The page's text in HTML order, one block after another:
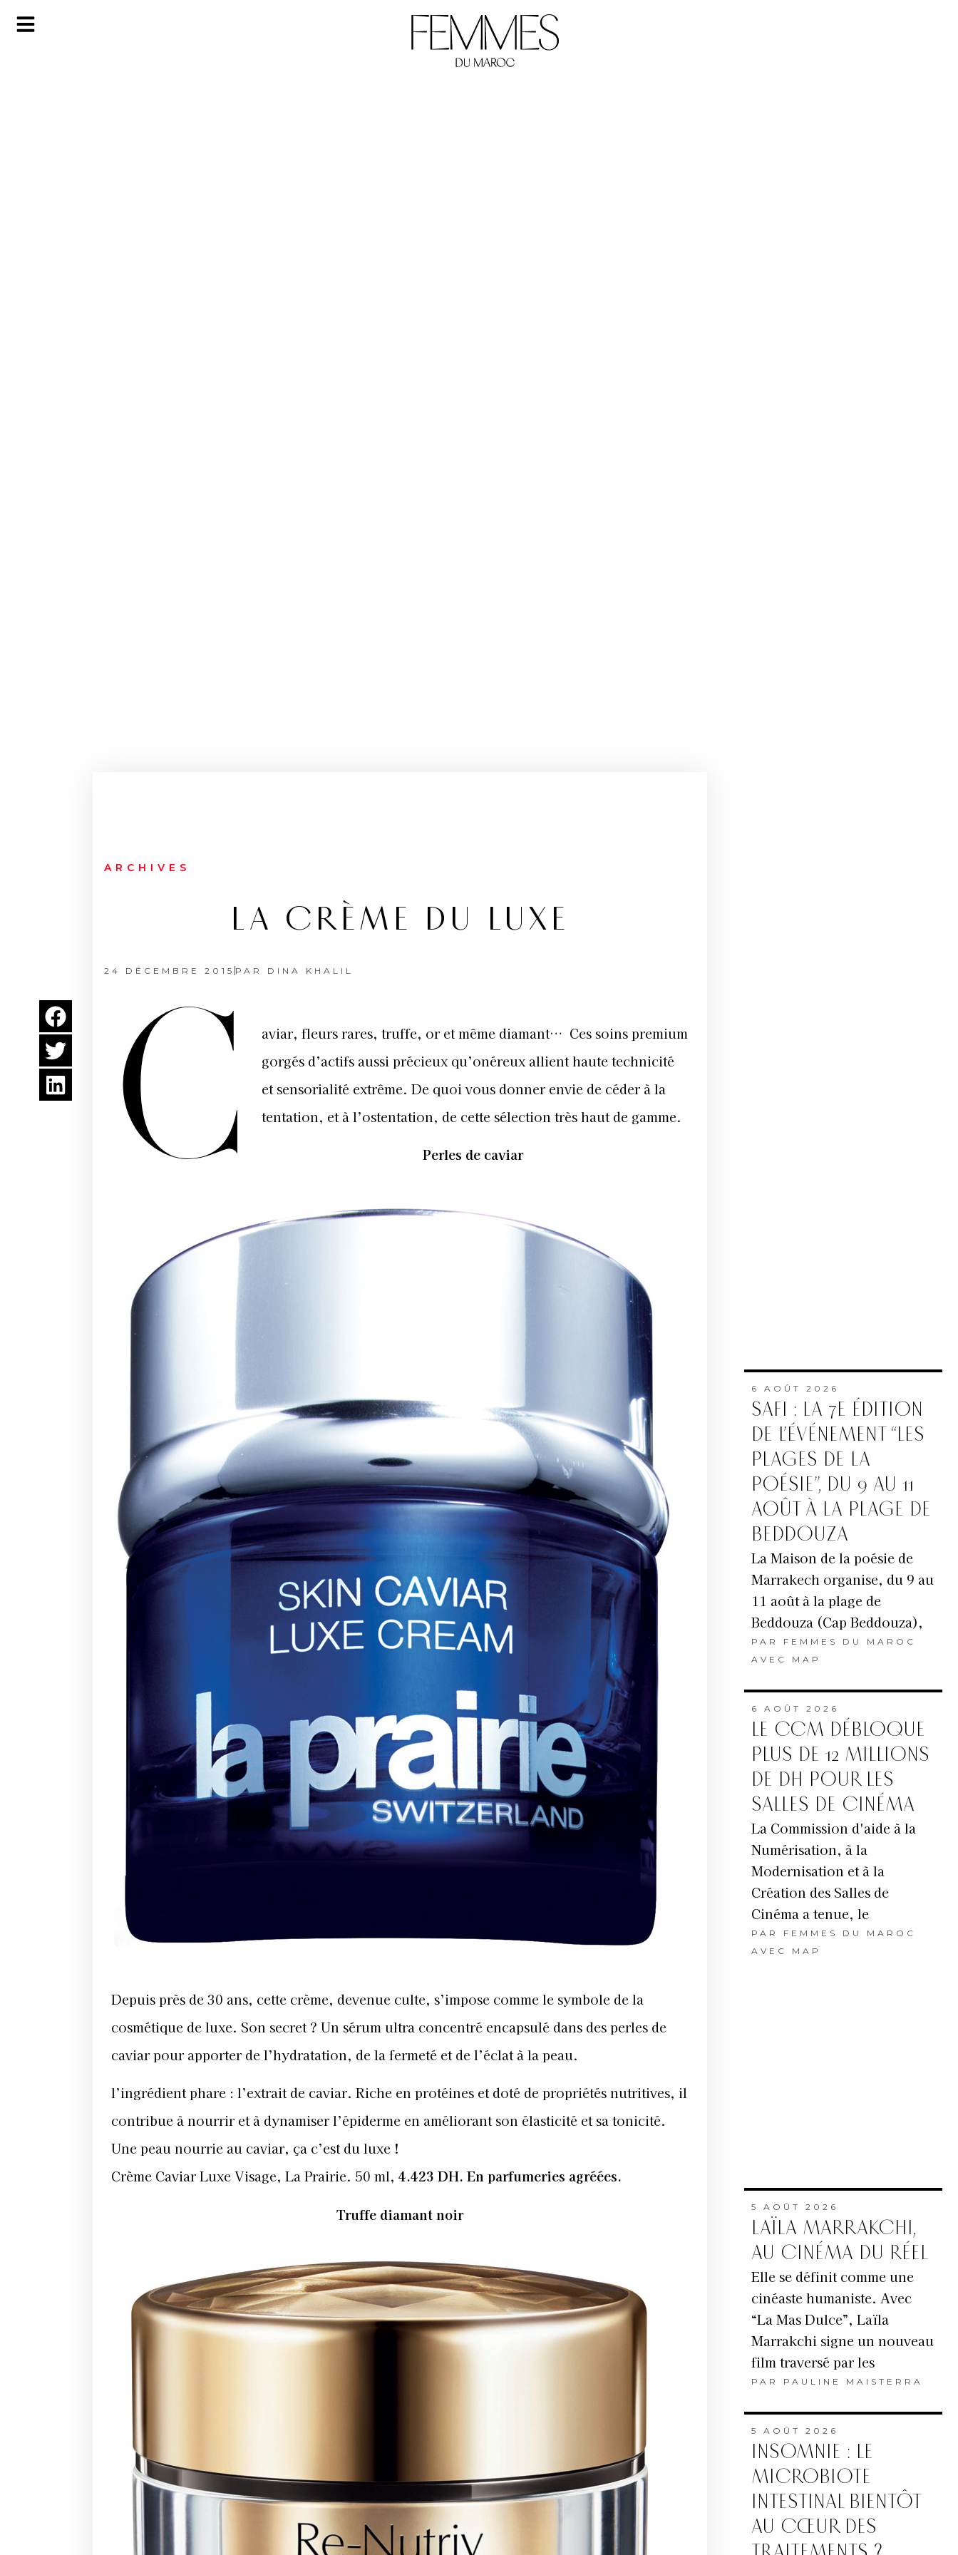
ARCHIVES
LA CRÈME DU LUXE
24 DÉCEMBRE 2015 PAR DINA KHALIL
C
aviar, fleurs rares, truffe, or et même diamant… Ces soins premium
gorgés d’actifs aussi précieux qu’onéreux allient haute technicité
et sensorialité extrême. De quoi vous donner envie de céder à la
tentation, et à l’ostentation, de cette sélection très haut de gamme.
Perles de caviar
Depuis près de 30 ans, cette crème, devenue culte, s’impose comme le symbole de la
cosmétique de luxe. Son secret ? Un sérum ultra concentré encapsulé dans des perles de
caviar pour apporter de l’hydratation, de la fermeté et de l’éclat à la peau.
l’ingrédient phare : l’extrait de caviar. Riche en protéines et doté de propriétés nutritives, il
contribue à nourrir et à dynamiser l’épiderme en améliorant son élasticité et sa tonicité.
Une peau nourrie au caviar, ça c’est du luxe !
Crème Caviar Luxe Visage, La Prairie. 50 ml, 4.423 DH. En parfumeries agréées.
Truffe diamant noir
6 AOÛT 2026
SAFI : LA 7E ÉDITION
DE L’ÉVÉNEMENT “LES
PLAGES DE LA
POÉSIE”, DU 9 AU 11
AOÛT À LA PLAGE DE
BEDDOUZA
La Maison de la poésie de
Marrakech organise, du 9 au
11 août à la plage de
Beddouza (Cap Beddouza),
PAR FEMMES DU MAROC
AVEC MAP
6 AOÛT 2026
LE CCM DÉBLOQUE
PLUS DE 12 MILLIONS
DE DH POUR LES
SALLES DE CINÉMA
La Commission d'aide à la
Numérisation, à la
Modernisation et à la
Création des Salles de
Cinéma a tenue, le
PAR FEMMES DU MAROC
AVEC MAP
5 AOÛT 2026
LAÏLA MARRAKCHI,
AU CINÉMA DU RÉEL
Elle se définit comme une
cinéaste humaniste. Avec
“La Mas Dulce”, Laïla
Marrakchi signe un nouveau
film traversé par les
PAR PAULINE MAISTERRA
5 AOÛT 2026
INSOMNIE : LE
MICROBIOTE
INTESTINAL BIENTÔT
AU CŒUR DES